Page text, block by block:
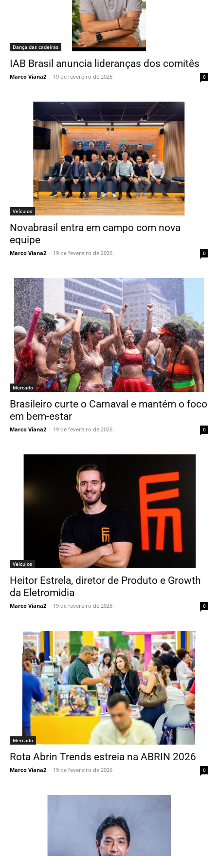
Dança das cadeiras
IAB Brasil anuncia lideranças dos comitês
Marco Viana2 - 19 de fevereiro de 2026 0
Veículos
Novabrasil entra em campo com nova
equipe
Marco Viana2 - 19 de fevereiro de 2026 0
Mercado
Brasileiro curte o Carnaval e mantém o foco
em bem-estar
Marco Viana2 - 19 de fevereiro de 2026 0
Veículos
Heitor Estrela, diretor de Produto e Growth
da Eletromidia
Marco Viana2 - 19 de fevereiro de 2026 0
Mercado
Rota Abrin Trends estreia na ABRIN 2026
Marco Viana2 - 19 de fevereiro de 2026 0